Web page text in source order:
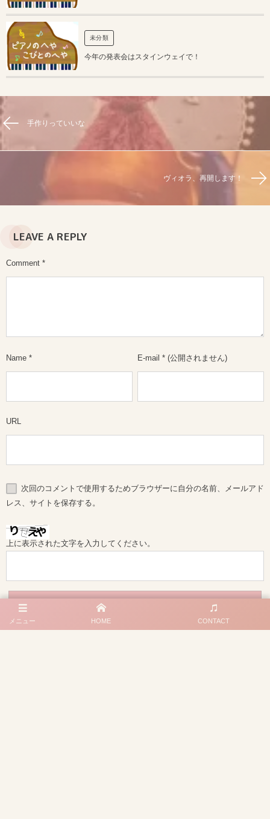
未分類
今年の発表会はスタインウェイで！
手作りっていいな
ヴィオラ、再開します！
LEAVE A REPLY
Comment *
Name * E-mail * (公開されません)
URL
次回のコメントで使用するためブラウザーに自分の名前、メールアド
レス、サイトを保存する。
上に表示された文字を入力してください。
メニュー HOME CONTACT